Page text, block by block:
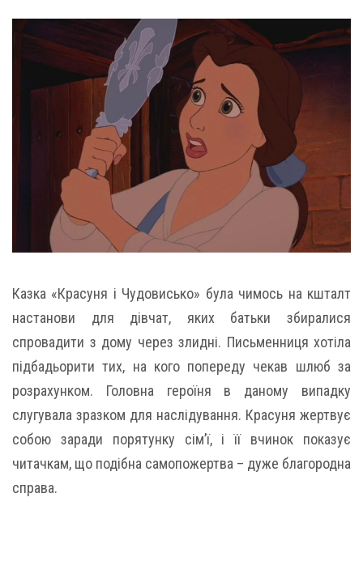
Казка «Красуня і Чудовисько» була чимось на кшталт
настанови для дівчат, яких батьки збиралися
спровадити з дому через злидні. Письменниця хотіла
підбадьорити тих, на кого попереду чекав шлюб за
розрахунком. Головна героїня в даному випадку
слугувала зразком для наслідування. Красуня жертвує
собою заради порятунку сім’ї, і її вчинок показує
читачкам, що подібна самопожертва – дуже благородна
справа.